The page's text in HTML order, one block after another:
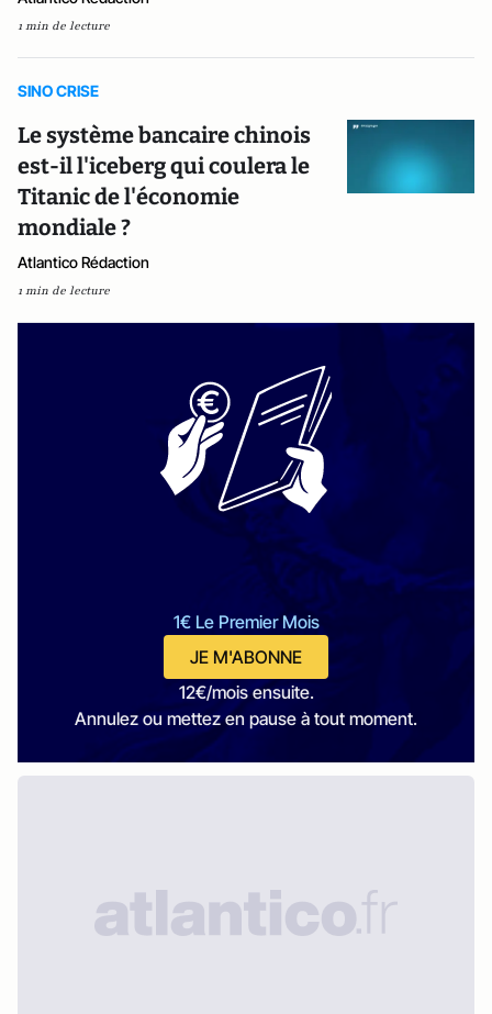
1 min de lecture
SINO CRISE
Le système bancaire chinois
est-il l'iceberg qui coulera le
Titanic de l'économie
mondiale ?
Atlantico Rédaction
1 min de lecture
1€ Le Premier Mois
JE M'ABONNE
12€/mois ensuite.
Annulez ou mettez en pause à tout moment.